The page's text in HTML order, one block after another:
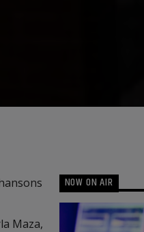
Maza,
NOW ON AIR